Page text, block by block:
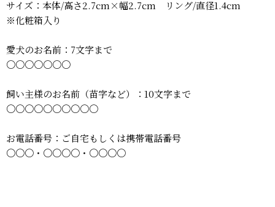
サイズ：本体/高さ2.7cm×幅2.7cm リング/直径1.4cm
※化粧箱入り
愛犬のお名前：7文字まで
〇〇〇〇〇〇〇
飼い主様のお名前（苗字など）：10文字まで
〇〇〇〇〇〇〇〇〇〇
お電話番号：ご自宅もしくは携帯電話番号
〇〇〇・〇〇〇〇・〇〇〇〇